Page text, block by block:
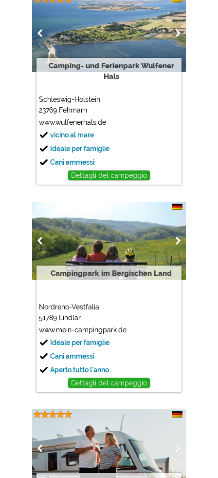
Camping- und Ferienpark Wulfener
Hals
Schleswig-Holstein
23769 Fehmarn
www.wulfenerhals.de
vicino al mare
Ideale per famiglie
Cani ammessi
Dettagli del campeggio
Campingpark im Bergischen Land
Nordreno-Vestfalia
51789 Lindlar
www.mein-campingpark.de
Ideale per famiglie
Cani ammessi
Aperto tutto l'anno
Dettagli del campeggio